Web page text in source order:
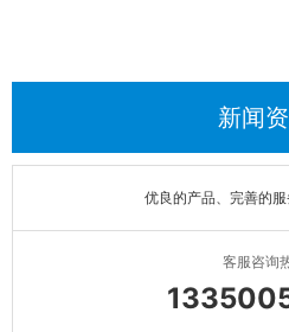
新闻
优良的产品、完善的
客服咨询